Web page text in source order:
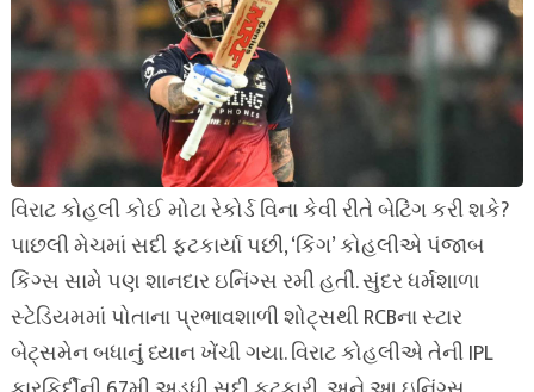
વિરાટ કોહલી કોઈ મોટા રેકોર્ડ વિના કેવી રીતે બેટિંગ કરી શકે?
પાછલી મેચમાં સદી ફટકાર્યા પછી, ‘કિંગ’ કોહલીએ પંજાબ
કિંગ્સ સામે પણ શાનદાર ઇનિંગ્સ રમી હતી. સુંદર ધર્મશાળા
સ્ટેડિયમમાં પોતાના પ્રભાવશાળી શોટ્સથી RCBના સ્ટાર
બેટ્સમેન બધાનું ધ્યાન ખેંચી ગયા. વિરાટ કોહલીએ તેની IPL